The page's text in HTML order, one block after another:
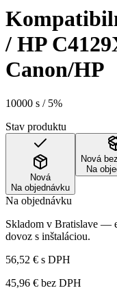
/ HP
Canon/HP
10000 s / 5%
Stav produktu
Nová
Na objednávku
Nová
Na
Na objednávku
Skladom v Bratislave —
dovoz s inštaláciou.
56,52 € s DPH
45,96 € bez DPH